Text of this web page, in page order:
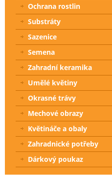
Ochrana rostlin
Substráty
Sazenice
Semena
Zahradní keramika
Umělé květiny
Okrasné trávy
Mechové obrazy
Květináče a obaly
Zahradnické potřeby
Dárkový poukaz